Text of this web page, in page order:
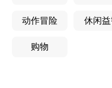
动作冒险 休闲
购物